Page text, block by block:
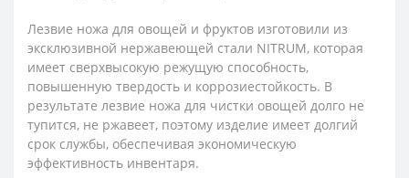
Лезвие ножа для овощей и фруктов изготовили из
эксклюзивной нержавеющей стали NITRUM, которая
имеет сверхвысокую режущую способность,
повышенную твердость и коррозиестойкость. В
результате лезвие ножа для чистки овощей долго не
тупится, не ржавеет, поэтому изделие имеет долгий
срок службы, обеспечивая экономическую
эффективность инвентаря.